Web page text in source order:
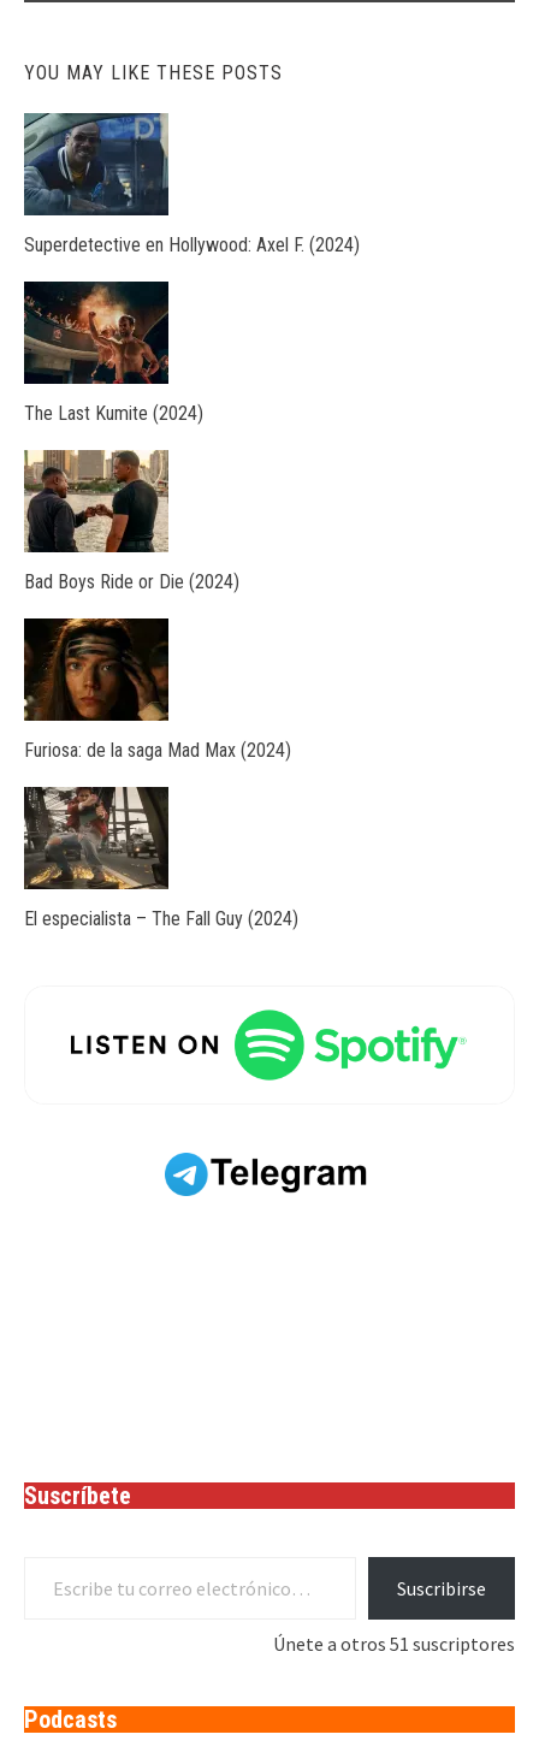
YOU MAY LIKE THESE POSTS
Superdetective en Hollywood: Axel F. (2024)
The Last Kumite (2024)
Bad Boys Ride or Die (2024)
Furiosa: de la saga Mad Max (2024)
El especialista – The Fall Guy (2024)
Suscríbete
Suscribirse
Únete a otros 51 suscriptores
Podcasts